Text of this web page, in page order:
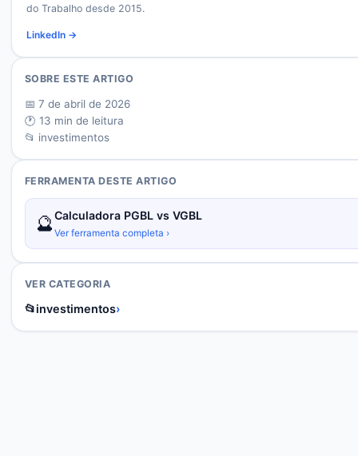
do Trabalho desde 2015.
LinkedIn →
SOBRE ESTE ARTIGO
📅 7 de abril de 2026
🕐 13 min de leitura
📂 investimentos
FERRAMENTA DESTE ARTIGO
🔮Calculadora PGBL vs VGBL
Ver ferramenta completa ›
VER CATEGORIA
📂investimentos›